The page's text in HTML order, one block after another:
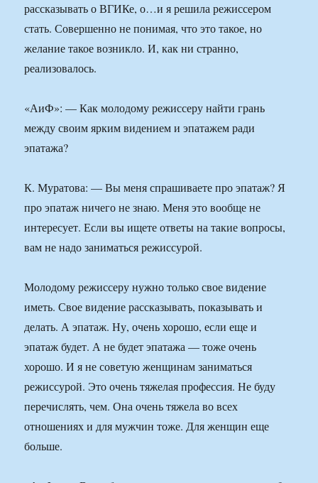
рассказывать о ВГИКе, о…и я решила режиссером
стать. Совершенно не понимая, что это такое, но
желание такое возникло. И, как ни странно,
реализовалось.
«АиФ»: — Как молодому режиссеру найти грань
между своим ярким видением и эпатажем ради
эпатажа?
К. Муратова: — Вы меня спрашиваете про эпатаж? Я
про эпатаж ничего не знаю. Меня это вообще не
интересует. Если вы ищете ответы на такие вопросы,
вам не надо заниматься режиссурой.
Молодому режиссеру нужно только свое видение
иметь. Свое видение рассказывать, показывать и
делать. А эпатаж. Ну, очень хорошо, если еще и
эпатаж будет. А не будет эпатажа — тоже очень
хорошо. И я не советую женщинам заниматься
режиссурой. Это очень тяжелая профессия. Не буду
перечислять, чем. Она очень тяжела во всех
отношениях и для мужчин тоже. Для женщин еще
больше.